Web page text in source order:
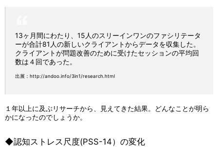
13ヶ月間にわたり、15人のスリーインワンのファシリテータ
ーが合計81人の新しいクライアントからデータを収集した。
クライアントが問題改善のために受けたセッションの平均回
数は４回であった。
出展： http://andoo.info/3in1/research.html
１年以上に及ぶリサーチから、見えてきた結果。どんなことが明ら
かになったのでしょうか。
◆認知ストレス尺度(PSS-14）の変化